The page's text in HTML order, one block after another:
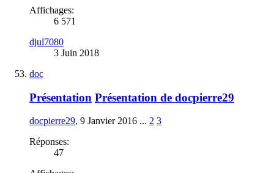
Affichages:
6 571
djul7080
3 Juin 2018
doc
Présentation Présentation de docpierre29
docpierre29, 9 Janvier 2016 ... 2 3
Réponses:
47